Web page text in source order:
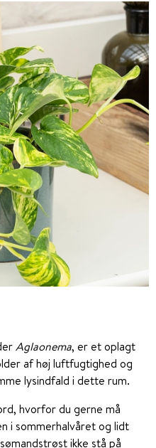
Aglaonema, er et oplagt
af høj luftfugtighed og
lysindfald i dette rum.
hvorfor du gerne må
i sommerhalvåret og lidt
ikke stå på